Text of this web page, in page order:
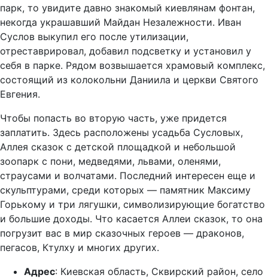
парк, то увидите давно знакомый киевлянам фонтан,
некогда украшавший Майдан Незалежности. Иван
Суслов выкупил его после утилизации,
отреставрировал, добавил подсветку и установил у
себя в парке. Рядом возвышается храмовый комплекс,
состоящий из колокольни Даниила и церкви Святого
Евгения.
Чтобы попасть во вторую часть, уже придется
заплатить. Здесь расположены усадьба Сусловых,
Аллея сказок с детской площадкой и небольшой
зоопарк с пони, медведями, львами, оленями,
страусами и волчатами. Последний интересен еще и
скульптурами, среди которых — памятник Максиму
Горькому и три лягушки, символизирующие богатство
и большие доходы. Что касается Аллеи сказок, то она
погрузит вас в мир сказочных героев — драконов,
пегасов, Ктулху и многих других.
Адрес: Киевская область, Сквирский район, село